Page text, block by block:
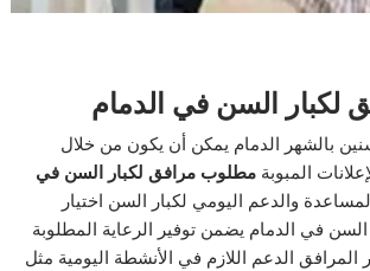
لكبار السن في الدمام
بالشهر الدمام يمكن أن يكون من خلال
المبوبةمطلوب مرافق لكبار السن في
والدعم اليومي لكبار السن اختيار
في الدمام يضمن توفير الرعاية المطلوبة
المرافق الدعم اللازم في الأنشطة اليومية مثل